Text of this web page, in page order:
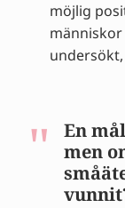
möjlig
En
men